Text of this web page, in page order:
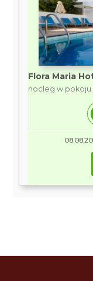
Flora Maria
nocleg w